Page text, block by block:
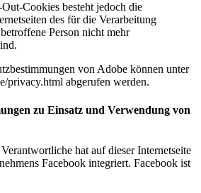
Cookies besteht jedoch die
des für die Verarbeitung
Person nicht mehr
von Adobe können unter
privacy.html abgerufen werden.
zu Einsatz und Verwendung von
hat auf dieser Internetseite
Facebook integriert. Facebook ist